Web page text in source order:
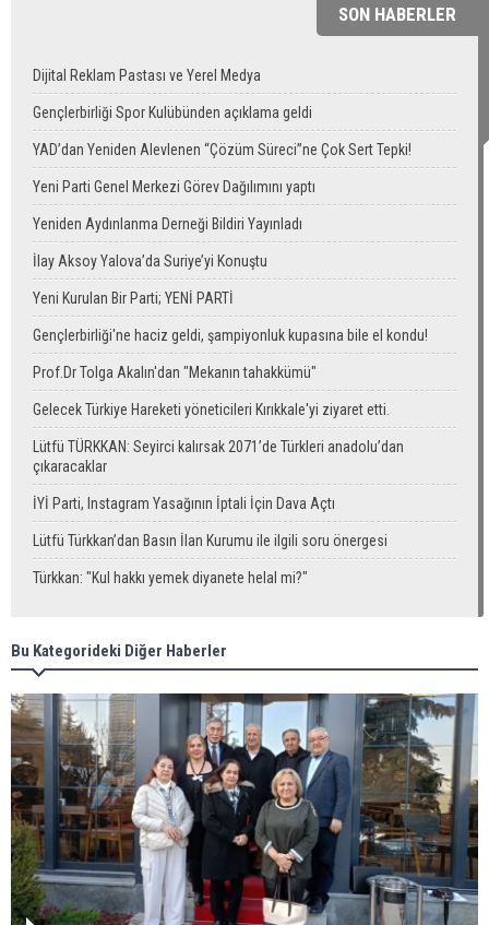
SON HABERLER
Dijital Reklam Pastası ve Yerel Medya
Gençlerbirliği Spor Kulübünden açıklama geldi
YAD’dan Yeniden Alevlenen “Çözüm Süreci”ne Çok Sert Tepki!
Yeni Parti Genel Merkezi Görev Dağılımını yaptı
Yeniden Aydınlanma Derneği Bildiri Yayınladı
İlay Aksoy Yalova’da Suriye’yi Konuştu
Yeni Kurulan Bir Parti; YENİ PARTİ
Gençlerbirliği'ne haciz geldi, şampiyonluk kupasına bile el kondu!
Prof.Dr Tolga Akalın'dan "Mekanın tahakkümü"
Gelecek Türkiye Hareketi yöneticileri Kırıkkale'yi ziyaret etti.
Lütfü TÜRKKAN: Seyirci kalırsak 2071’de Türkleri anadolu’dan
çıkaracaklar
İYİ Parti, Instagram Yasağının İptali İçin Dava Açtı
Lütfü Türkkan’dan Basın İlan Kurumu ile ilgili soru önergesi
Türkkan: "Kul hakkı yemek diyanete helal mi?"
Bu Kategorideki Diğer Haberler